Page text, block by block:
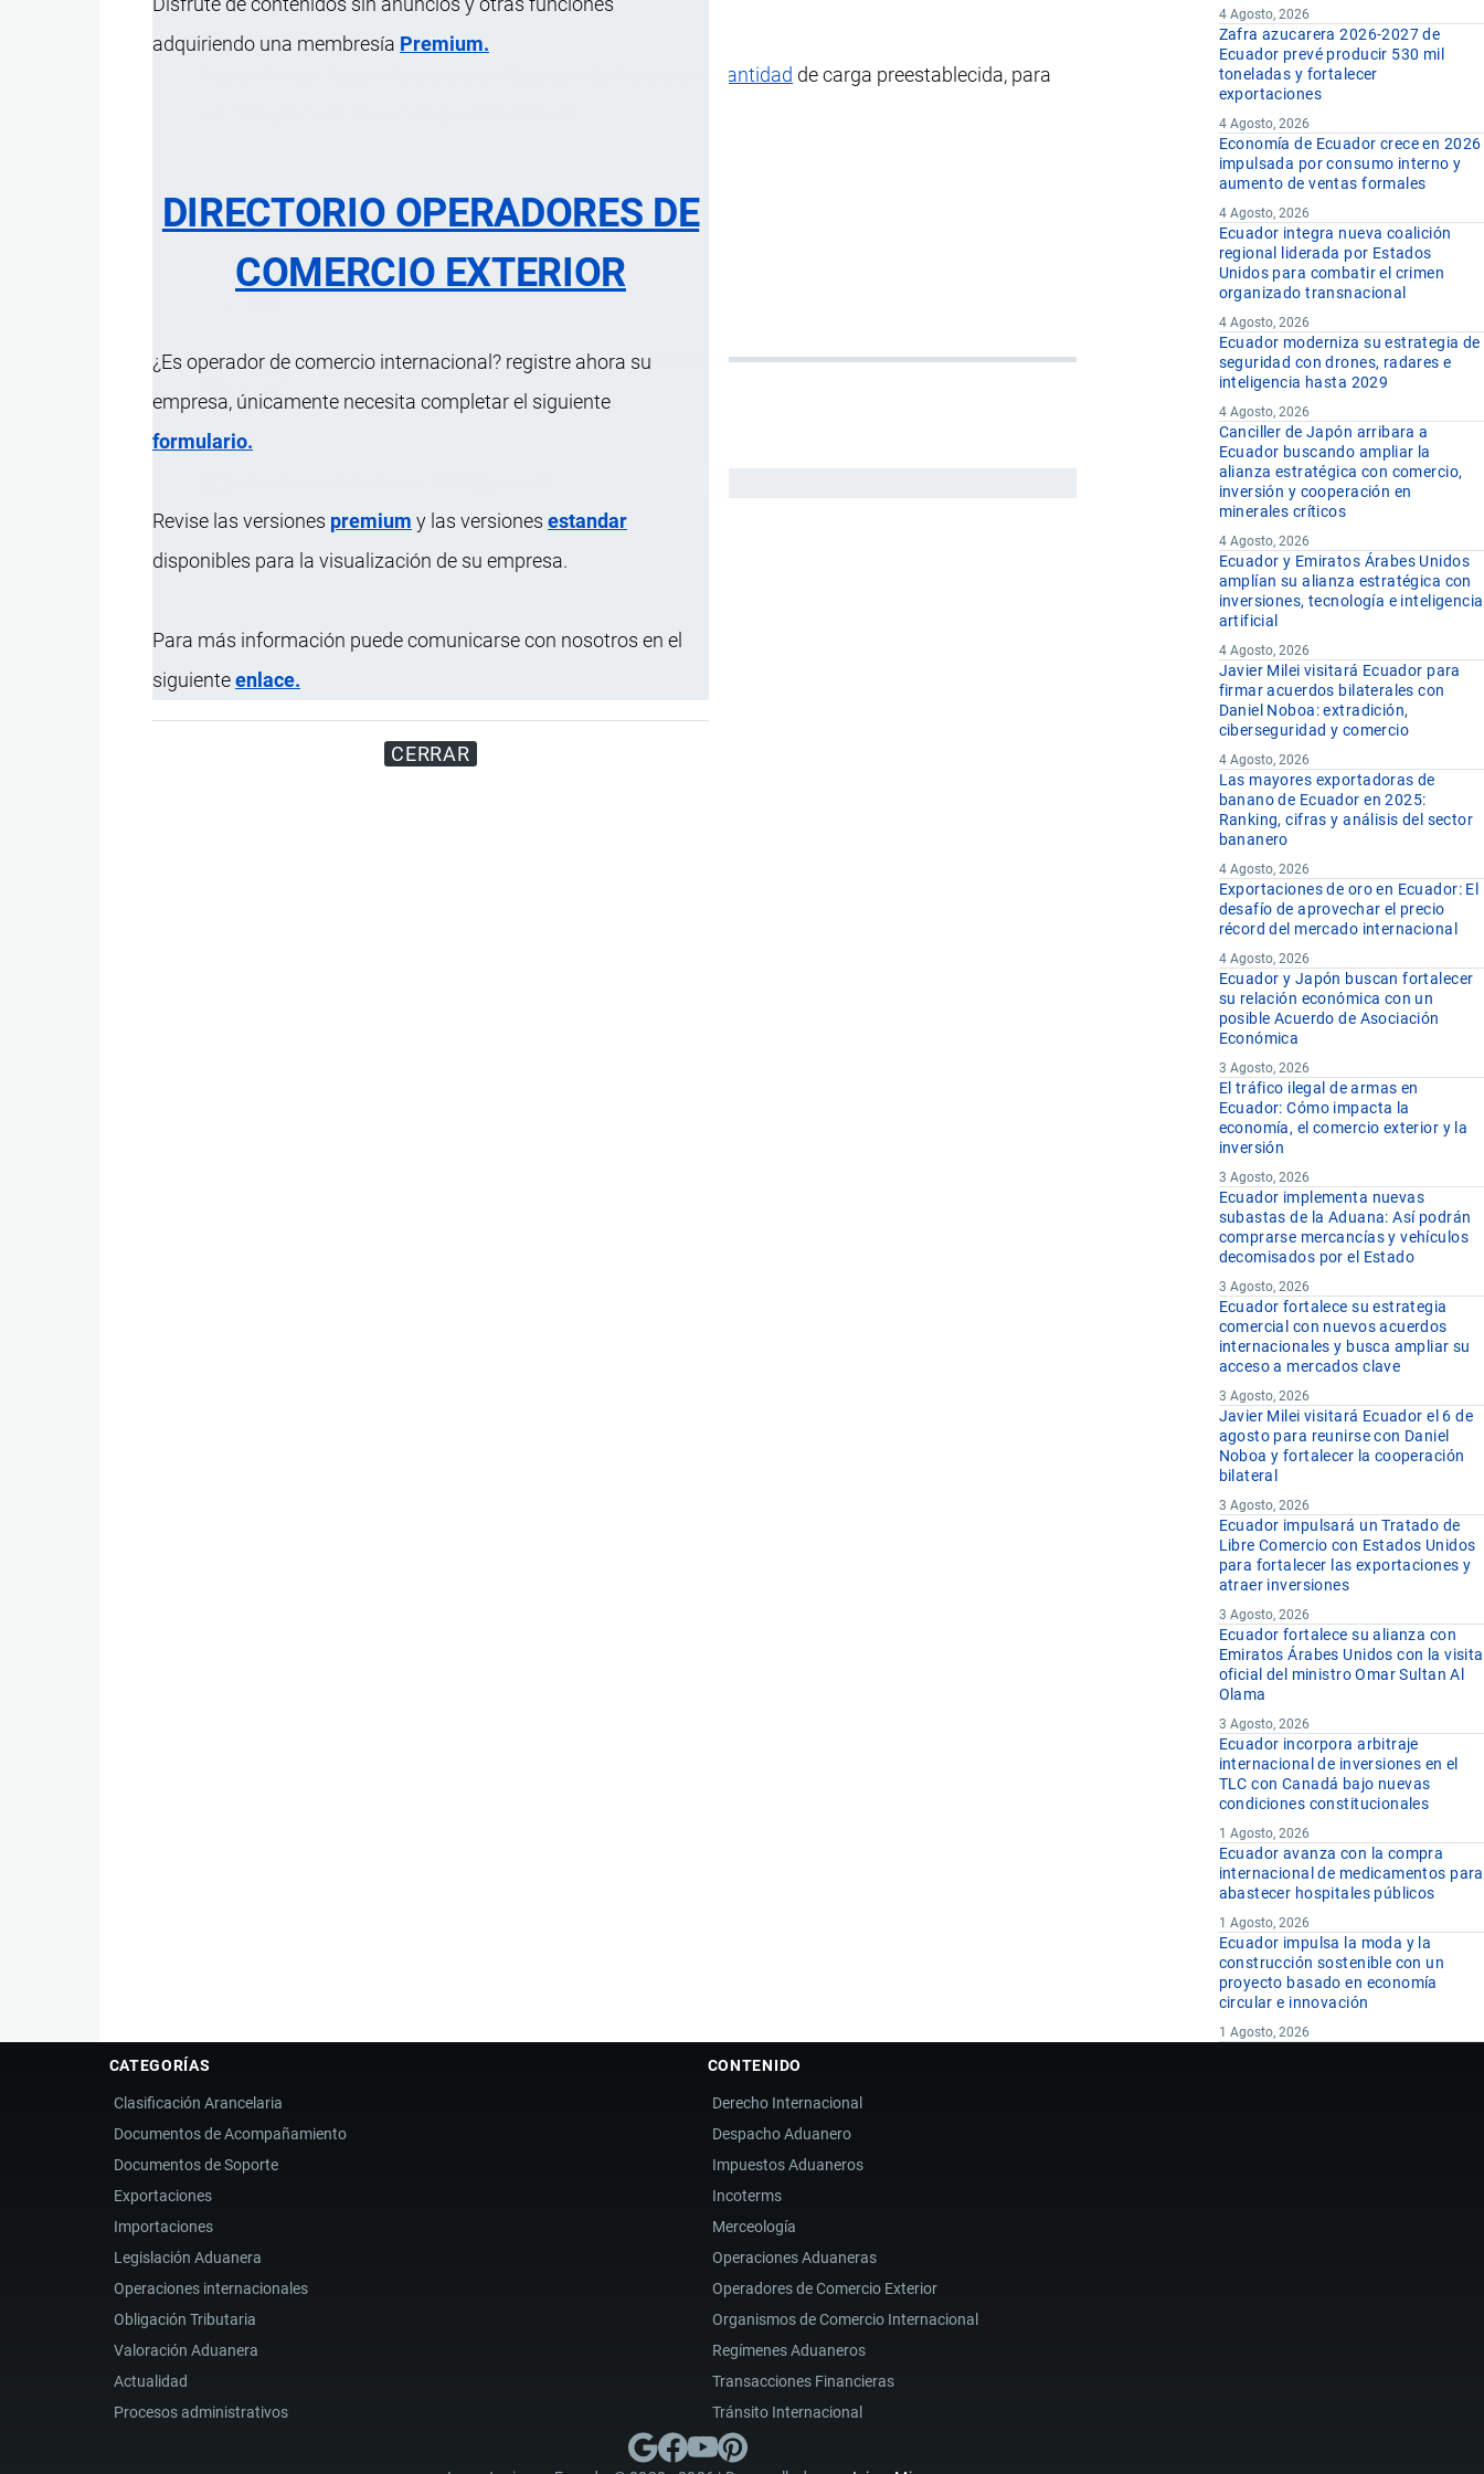
adquiriendo una membresía Premium.
DIRECTORIO OPERADORES DE
COMERCIO EXTERIOR
¿Es operador de comercio internacional? registre ahora su
empresa, únicamente necesita completar el siguiente
formulario.
Revise las versiones premium y las versiones estandar
disponibles para la visualización de su empresa.
Para más información puede comunicarse con nosotros en el
siguienteenlace.
CERRAR
cantidad de carga preestablecida, para
Sinónimos
4 Agosto, 2026
Zafra azucarera 2026-2027 de
Ecuador prevé producir 530 mil
toneladas y fortalecer
exportaciones
4 Agosto, 2026
Economía de Ecuador crece en 2026
impulsada por consumo interno y
aumento de ventas formales
4 Agosto, 2026
Ecuador integra nueva coalición
regional liderada por Estados
Unidos para combatir el crimen
organizado transnacional
4 Agosto, 2026
Ecuador moderniza su estrategia de
seguridad con drones, radares e
inteligencia hasta 2029
4 Agosto, 2026
Canciller de Japón arribara a
Ecuador buscando ampliar la
alianza estratégica con comercio,
inversión y cooperación en
minerales críticos
4 Agosto, 2026
Ecuador y Emiratos Árabes Unidos
amplían su alianza estratégica con
inversiones, tecnología e inteligencia
artificial
4 Agosto, 2026
Javier Milei visitará Ecuador para
firmar acuerdos bilaterales con
Daniel Noboa: extradición,
ciberseguridad y comercio
4 Agosto, 2026
Las mayores exportadoras de
banano de Ecuador en 2025:
Ranking, cifras y análisis del sector
bananero
4 Agosto, 2026
Exportaciones de oro en Ecuador: El
desafío de aprovechar el precio
récord del mercado internacional
4 Agosto, 2026
Ecuador y Japón buscan fortalecer
su relación económica con un
posible Acuerdo de Asociación
Económica
3 Agosto, 2026
El tráfico ilegal de armas en
Ecuador: Cómo impacta la
economía, el comercio exterior y la
inversión
3 Agosto, 2026
Ecuador implementa nuevas
subastas de la Aduana: Así podrán
comprarse mercancías y vehículos
decomisados por el Estado
3 Agosto, 2026
Ecuador fortalece su estrategia
comercial con nuevos acuerdos
internacionales y busca ampliar su
acceso a mercados clave
3 Agosto, 2026
Javier Milei visitará Ecuador el 6 de
agosto para reunirse con Daniel
Noboa y fortalecer la cooperación
bilateral
3 Agosto, 2026
Ecuador impulsará un Tratado de
Libre Comercio con Estados Unidos
para fortalecer las exportaciones y
atraer inversiones
3 Agosto, 2026
Ecuador fortalece su alianza con
Emiratos Árabes Unidos con la visita
oficial del ministro Omar Sultan Al
Olama
3 Agosto, 2026
Ecuador incorpora arbitraje
internacional de inversiones en el
TLC con Canadá bajo nuevas
condiciones constitucionales
1 Agosto, 2026
Ecuador avanza con la compra
internacional de medicamentos para
abastecer hospitales públicos
1 Agosto, 2026
Ecuador impulsa la moda y la
construcción sostenible con un
proyecto basado en economía
circular e innovación
1 Agosto, 2026
CATEGORÍAS
Clasificación Arancelaria
Documentos de Acompañamiento
Documentos de Soporte
Exportaciones
Importaciones
Legislación Aduanera
Operaciones internacionales
Obligación Tributaria
Valoración Aduanera
Actualidad
Procesos administrativos
CONTENIDO
Derecho Internacional
Despacho Aduanero
Impuestos Aduaneros
Incoterms
Merceología
Operaciones Aduaneras
Operadores de Comercio Exterior
Organismos de Comercio Internacional
Regímenes Aduaneros
Transacciones Financieras
Tránsito Internacional